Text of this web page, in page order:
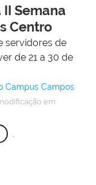
Semana
Centro
servidores de
de 21 a 30 de
Campus Campos
em